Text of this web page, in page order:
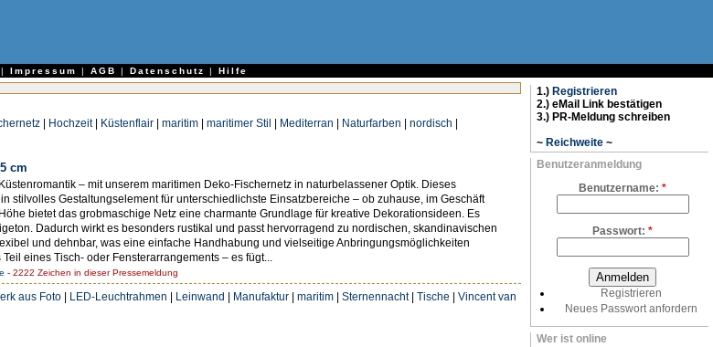
| Impressum | AGB | Datenschutz | Hilfe
| Hochzeit| Küstenflair | maritim | maritimer Stil | Mediterran | Naturfarben | nordisch |
cm
– mit unserem maritimen Deko-Fischernetz in naturbelassener Optik. Dieses
stilvolles Gestaltungselement für unterschiedlichste Einsatzbereiche – ob zuhause, im Geschäft
bietet das grobmaschige Netz eine charmante Grundlage für kreative Dekorationsideen. Es
Dadurch wirkt es besonders rustikal und passt hervorragend zu nordischen, skandinavischen
und dehnbar, was eine einfache Handhabung und vielseitige Anbringungsmöglichkeiten
eines Tisch- oder Fensterarrangements – es fügt...
- 2222 Zeichen in dieser Pressemeldung
aus Foto | LED-Leuchtrahmen | Leinwand | Manufaktur | maritim | Sternennacht| Tische | Vincent van
1.) Registrieren
2.) eMail Link bestätigen
3.) PR-Meldung schreiben
~ Reichweite ~
Benutzeranmeldung
Benutzername: *
Passwort: *
Registrieren
Neues Passwort anfordern
Wer ist online